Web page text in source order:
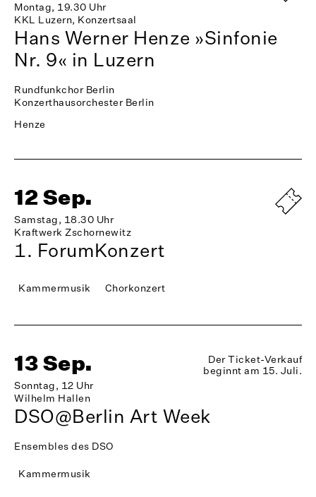
Montag, 19.30 Uhr
KKL Luzern, Konzertsaal
Hans Werner Henze »Sinfonie
Nr. 9« in Luzern
Rundfunkchor Berlin
Konzerthausorchester Berlin
Henze
12 Sep.
Samstag, 18.30 Uhr
Kraftwerk Zschornewitz
1. ForumKonzert
Kammermusik Chorkonzert
13 Sep.
Sonntag, 12 Uhr
Wilhelm Hallen
Der Ticket-Verkauf
beginnt am 15. Juli.
DSO@Berlin Art Week
Ensembles des DSO
Kammermusik